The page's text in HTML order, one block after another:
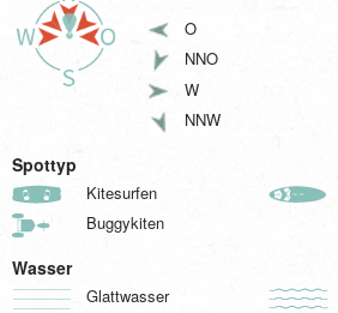
O
NNO
W
NNW
Spottyp
Kitesurfen
Buggykiten
Wasser
Glattwasser